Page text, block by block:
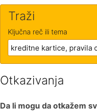
Traži
Ključna reč ili tema
Otkazivanja
Da li mogu da otkažem